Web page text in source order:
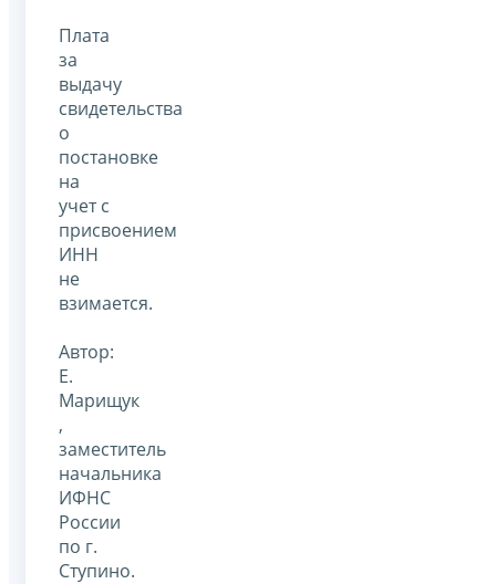
Плата
за
выдачу
свидетельства
о
постановке
на
учет с
присвоением
ИНН
не
взимается.
Автор:
Е.
Марищук
,
заместитель
начальника
ИФНС
России
по г.
Ступино.